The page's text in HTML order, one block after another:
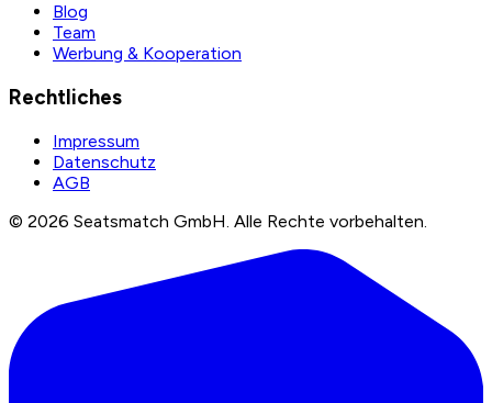
Blog
Team
Werbung & Kooperation
Rechtliches
Impressum
Datenschutz
AGB
© 2026 Seatsmatch GmbH. Alle Rechte vorbehalten.